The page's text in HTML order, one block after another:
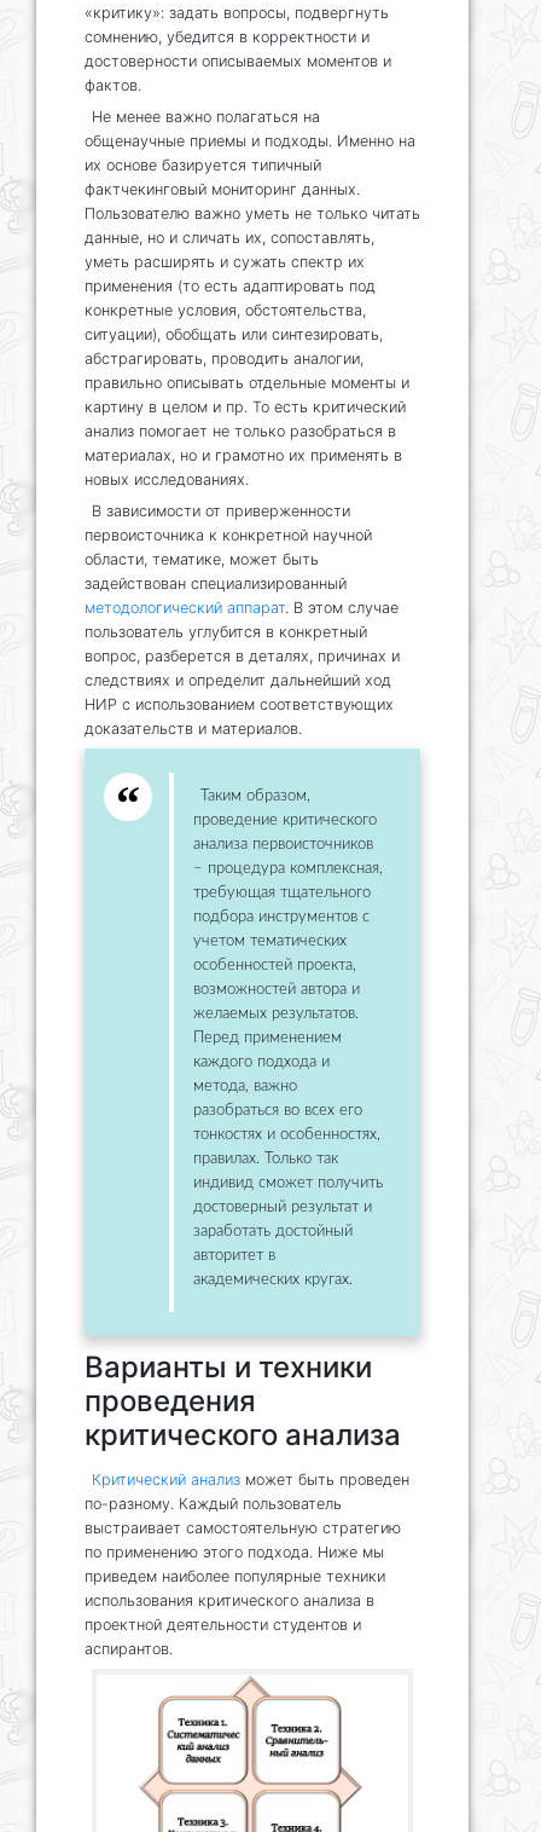
«критику»: задать вопросы, подвергнуть
сомнению, убедится в корректности и
достоверности описываемых моментов и
фактов.
Не менее важно полагаться на
общенаучные приемы и подходы. Именно на
их основе базируется типичный
фактчекинговый мониторинг данных.
Пользователю важно уметь не только читать
данные, но и сличать их, сопоставлять,
уметь расширять и сужать спектр их
применения (то есть адаптировать под
конкретные условия, обстоятельства,
ситуации), обобщать или синтезировать,
абстрагировать, проводить аналогии,
правильно описывать отдельные моменты и
картину в целом и пр. То есть критический
анализ помогает не только разобраться в
материалах, но и грамотно их применять в
новых исследованиях.
В зависимости от приверженности
первоисточника к конкретной научной
области, тематике, может быть
задействован специализированный
методологический аппарат. В этом случае
пользователь углубится в конкретный
вопрос, разберется в деталях, причинах и
следствиях и определит дальнейший ход
НИР с использованием соответствующих
доказательств и материалов.
Таким образом,
проведение критического
анализа первоисточников
– процедура комплексная,
требующая тщательного
подбора инструментов с
учетом тематических
особенностей проекта,
возможностей автора и
желаемых результатов.
Перед применением
каждого подхода и
метода, важно
разобраться во всех его
тонкостях и особенностях,
правилах. Только так
индивид сможет получить
достоверный результат и
заработать достойный
авторитет в
академических кругах.
Варианты и техники
проведения
критического анализа
Критический анализ может быть проведен
по-разному. Каждый пользователь
выстраивает самостоятельную стратегию
по применению этого подхода. Ниже мы
приведем наиболее популярные техники
использования критического анализа в
проектной деятельности студентов и
аспирантов.